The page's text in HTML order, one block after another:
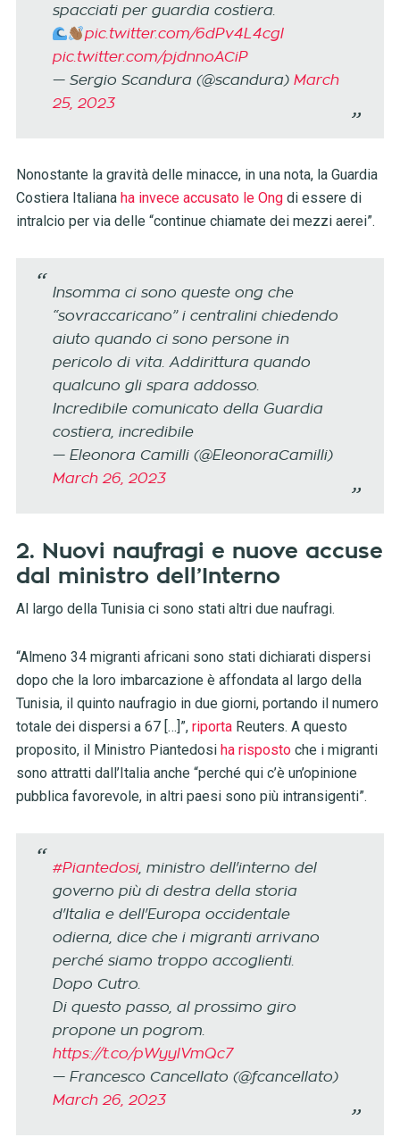
spacciati per guardia costiera.
pic.twitter.com/6dPv4L4cgl
pic.twitter.com/pjdnnoACiP
— Sergio Scandura (@scandura) March
25, 2023
Nonostante la gravità delle minacce, in una nota, la Guardia
Costiera Italiana ha invece accusato le Ongdi essere di
intralcio per via delle “continue chiamate dei mezzi aerei”.
Insomma ci sono queste ong che
“sovraccaricano” i centralini chiedendo
aiuto quando ci sono persone in
pericolo di vita. Addirittura quando
qualcuno gli spara addosso.
Incredibile comunicato della Guardia
costiera, incredibile
— Eleonora Camilli (@EleonoraCamilli)
March 26, 2023
2. Nuovi naufragi e nuove accuse
dal ministro dell’Interno
Al largo della Tunisia ci sono stati altri due naufragi.
“Almeno 34 migranti africani sono stati dichiarati dispersi
dopo che la loro imbarcazione è affondata al largo della
Tunisia, il quinto naufragio in due giorni, portando il numero
totale dei dispersi a 67 […]”, riportaReuters. A questo
proposito, il Ministro Piantedosi ha rispostoche i migranti
sono attratti dall’Italia anche “perché qui c’è un’opinione
pubblica favorevole, in altri paesi sono più intransigenti”.
#Piantedosi, ministro dell'interno del
governo più di destra della storia
d'Italia e dell'Europa occidentale
odierna, dice che i migranti arrivano
perché siamo troppo accoglienti.
Dopo Cutro.
Di questo passo, al prossimo giro
propone un pogrom.
https://t.co/pWyylVmQc7
— Francesco Cancellato (@fcancellato)
March 26, 2023